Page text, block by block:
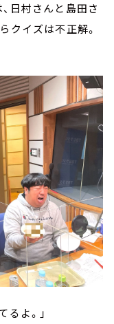
日村さんと島田さ
クイズは不正解。
よ。」